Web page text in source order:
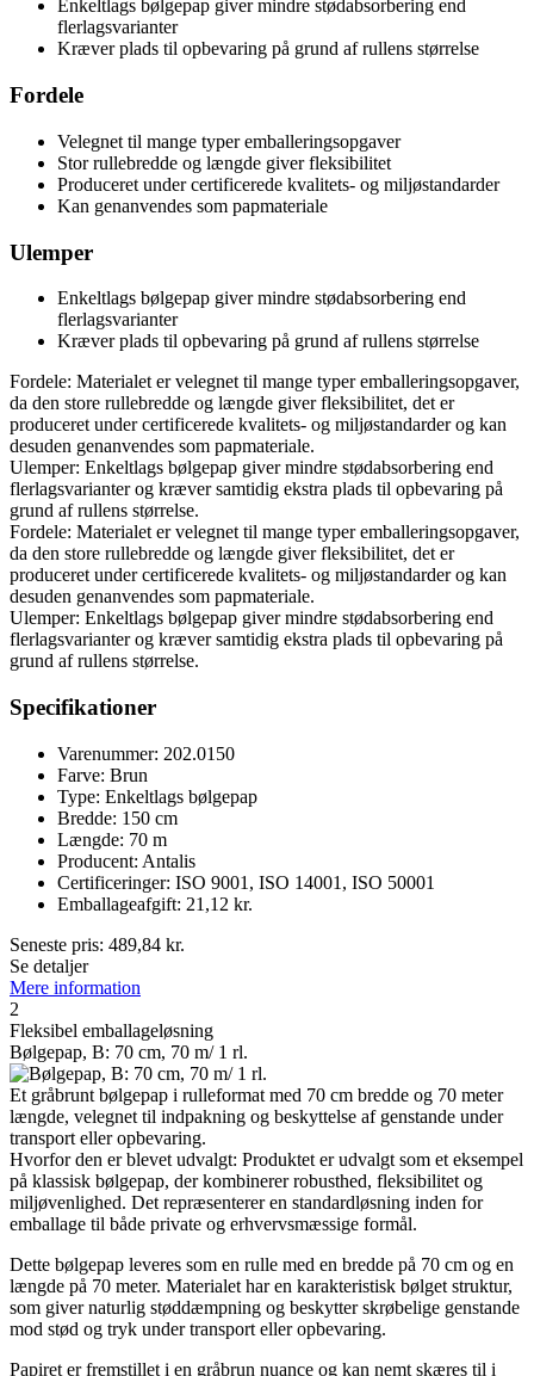
Enkeltlags bølgepap giver mindre stødabsorbering end
flerlagsvarianter
Kræver plads til opbevaring på grund af rullens størrelse
Fordele
Velegnet til mange typer emballeringsopgaver
Stor rullebredde og længde giver fleksibilitet
Produceret under certificerede kvalitets- og miljøstandarder
Kan genanvendes som papmateriale
Ulemper
Enkeltlags bølgepap giver mindre stødabsorbering end
flerlagsvarianter
Kræver plads til opbevaring på grund af rullens størrelse
Fordele: Materialet er velegnet til mange typer emballeringsopgaver,
da den store rullebredde og længde giver fleksibilitet, det er
produceret under certificerede kvalitets- og miljøstandarder og kan
desuden genanvendes som papmateriale.
Ulemper: Enkeltlags bølgepap giver mindre stødabsorbering end
flerlagsvarianter og kræver samtidig ekstra plads til opbevaring på
grund af rullens størrelse.
Fordele: Materialet er velegnet til mange typer emballeringsopgaver,
da den store rullebredde og længde giver fleksibilitet, det er
produceret under certificerede kvalitets- og miljøstandarder og kan
desuden genanvendes som papmateriale.
Ulemper: Enkeltlags bølgepap giver mindre stødabsorbering end
flerlagsvarianter og kræver samtidig ekstra plads til opbevaring på
grund af rullens størrelse.
Specifikationer
Varenummer: 202.0150
Farve: Brun
Type: Enkeltlags bølgepap
Bredde: 150 cm
Længde: 70 m
Producent: Antalis
Certificeringer: ISO 9001, ISO 14001, ISO 50001
Emballageafgift: 21,12 kr.
Seneste pris: 489,84 kr.
Se detaljer
Mere information
2
Fleksibel emballageløsning
Bølgepap, B: 70 cm, 70 m/ 1 rl.
Et gråbrunt bølgepap i rulleformat med 70 cm bredde og 70 meter
længde, velegnet til indpakning og beskyttelse af genstande under
transport eller opbevaring.
Hvorfor den er blevet udvalgt: Produktet er udvalgt som et eksempel
på klassisk bølgepap, der kombinerer robusthed, fleksibilitet og
miljøvenlighed. Det repræsenterer en standardløsning inden for
emballage til både private og erhvervsmæssige formål.
Dette bølgepap leveres som en rulle med en bredde på 70 cm og en
længde på 70 meter. Materialet har en karakteristisk bølget struktur,
som giver naturlig støddæmpning og beskytter skrøbelige genstande
mod stød og tryk under transport eller opbevaring.
Papiret er fremstillet i en gråbrun nuance og kan nemt skæres til i